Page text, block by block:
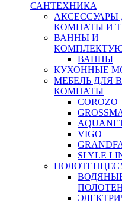
САНТЕХНИКА
КОМНАТЫ И
ВАННЫ И
ВАННЫ
КУХОННЫЕ
МЕБЕЛЬ ДЛЯ
КОМНАТЫ
COROZO
VIGO
SLYLE